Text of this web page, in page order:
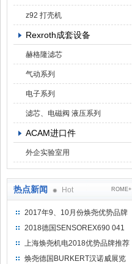
z92 打壳机
Rexroth成套设备
赫格隆滤芯
气动系列
电子系列
滤芯、电磁阀 液压系列
ACAM进口件
外企实验室用
热点新闻 Hot ROME+
2017年9、10月份焕尧优势品牌
推荐
2018德国SENSOREX690 041
415 D
上海焕尧机电2018优势品牌推荐
焕尧德国BURKERT汉诺威展览